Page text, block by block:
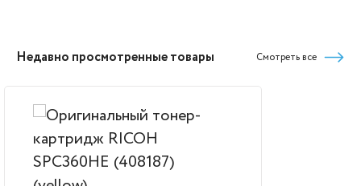
Недавно просмотренные товары Смотреть все